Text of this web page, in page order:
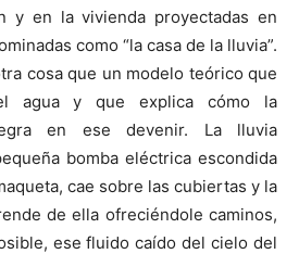
y en la vivienda proyectadas en
como “la casa de la lluvia”.
cosa que un modelo teórico que
agua y que explica cómo la
en ese devenir. La lluvia
bomba eléctrica escondida
cae sobre las cubiertas y la
de ella ofreciéndole caminos,
ese fluido caído del cielo del